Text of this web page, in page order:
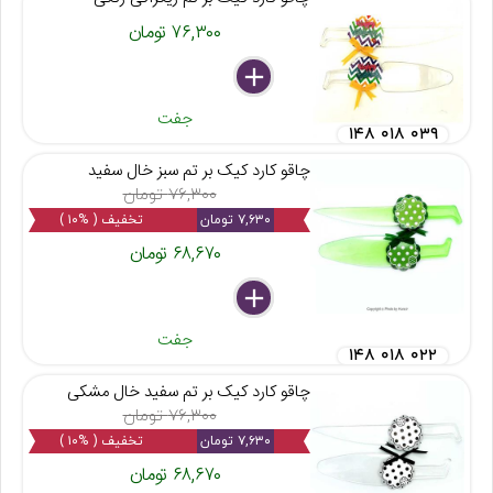
۷۶,۳۰۰ تومان
delete
remove
add
جفت
۱۴۸ ۰۱۸ ۰۳۹
چاقو کارد کیک بر تم سبز خال سفید
۷۶,۳۰۰ تومان
۷,۶۳۰ تومان تخفیف ( %۱۰ )
۶۸,۶۷۰ تومان
delete
remove
add
جفت
۱۴۸ ۰۱۸ ۰۲۲
چاقو کارد کیک بر تم سفید خال مشکی
۷۶,۳۰۰ تومان
۷,۶۳۰ تومان تخفیف ( %۱۰ )
۶۸,۶۷۰ تومان